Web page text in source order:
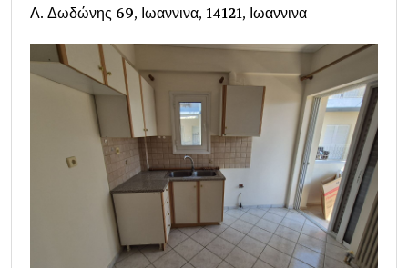
Λ. Δωδώνης 69, Ιωαννινα, 14121, Ιωαννινα